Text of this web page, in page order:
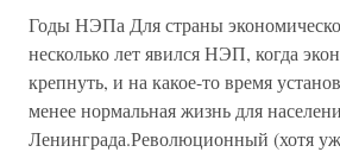
Годы НЭПа Для страны
несколько лет явился НЭП, когда
крепнуть, и на какое-то время
менее нормальная жизнь для
Ленинграда.Революционный (хотя